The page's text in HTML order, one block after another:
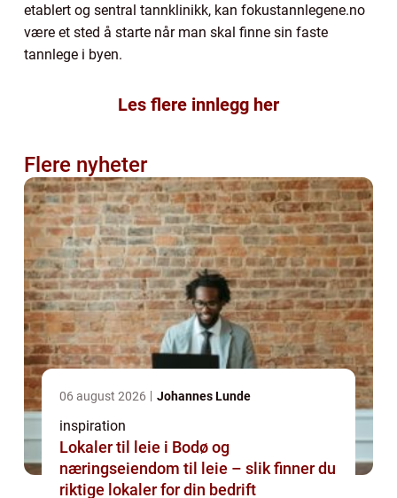
etablert og sentral tannklinikk, kan fokustannlegene.no
være et sted å starte når man skal finne sin faste
tannlege i byen.
Les flere innlegg her
Flere nyheter
06 august 2026 Johannes Lunde
inspiration
Lokaler til leie i Bodø og
næringseiendom til leie – slik finner du
riktige lokaler for din bedrift